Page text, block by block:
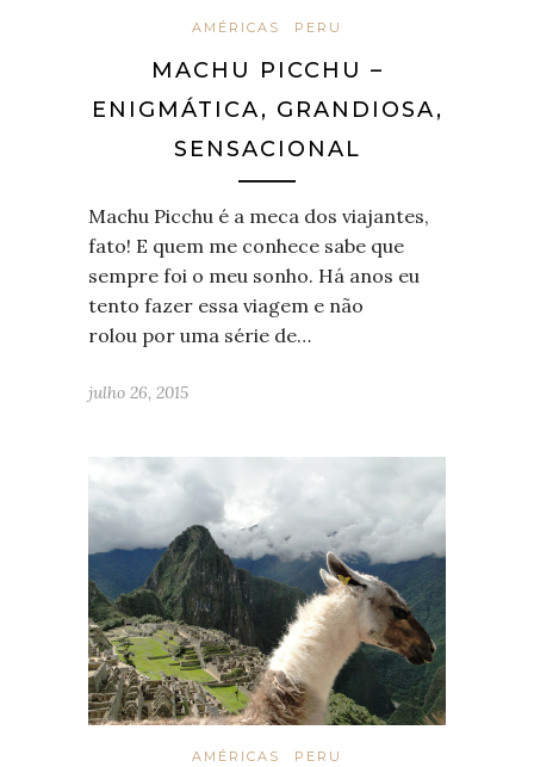
AMÉRICAS PERU
MACHU PICCHU –
ENIGMÁTICA, GRANDIOSA,
SENSACIONAL
Machu Picchu é a meca dos viajantes,
fato! E quem me conhece sabe que
sempre foi o meu sonho. Há anos eu
tento fazer essa viagem e não
rolou por uma série de…
julho 26, 2015
AMÉRICAS PERU